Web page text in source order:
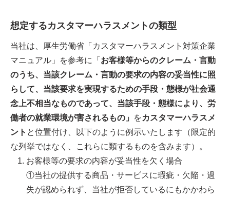
想定するカスタマーハラスメントの類型
当社は、厚生労働省「カスタマーハラスメント対策企業
マニュアル」を参考に「 お客様等からのクレーム・言動
のうち、当該クレーム・言動の要求の内容の妥当性に照
らして、当該要求を実現するための手段・態様が社会通
念上不相当なものであって、当該手段・態様により、労
働者の就業環境が害されるもの」
をカスタマーハラスメ
ント と位置付け、以下のように例示いたします（限定的
な列挙ではなく、これらに類するものを含みます）。
お客様等の要求の内容が妥当性を欠く場合
①当社の提供する商品・サービスに瑕疵・欠陥・過
失が認められず、当社が拒否しているにもかかわら